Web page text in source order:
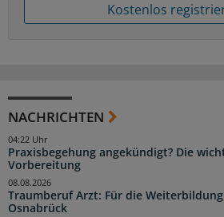
Kostenlos
NACHRICHTEN
Praxisbegehung angekündigt? Die
Vorbereitung
04:22 Uhr
Traumberuf Arzt: Für die
Osnabrück
08.08.2026